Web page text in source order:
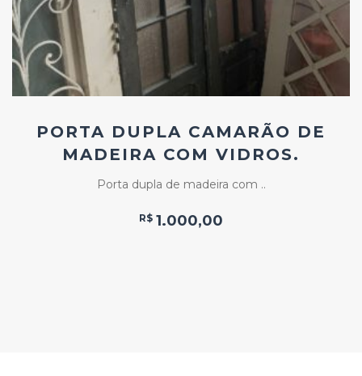
PORTA DUPLA CAMARÃO DE
MADEIRA COM VIDROS.
Porta dupla de madeira com ..
R$ 1.000,00